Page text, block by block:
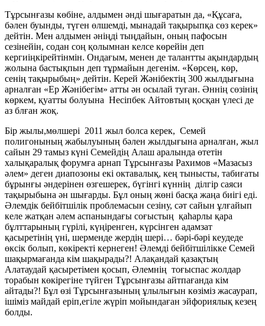
Тұрсынғазы көбіне, алдымен әнді шығаратын да, «Құсаға,
бәлен буынды, түген өлшемді, мынадай тақырыпқа сөз керек»
дейтін. Мен алдымен әніңді тыңдайын, оның пафосын
сезінейін, содан соң қолымнан келсе көрейін деп
кергиіңкірейтінмін. Ондағым, менен де талантты ақындардың
жолына бастықпын деп тұрмайын дегенім. «Көрсең, көр,
сенің тақырыбың» дейтін. Керей Жәнібектің 300 жылдығына
арналған «Ер Жәнібегім» атты ән осылай туған. Әннің сөзінің
көркем, қуатты болуына Несіпбек Айтовтың қосқан үлесі де
аз блған жоқ.
Бір жылы,мөлшері 2011 жыл болса керек, Семей
полигонының жабылуының бәлен жылдығына арналған, жыл
сайын 29 тамыз күні Семейдің Алаш аралында өтетін
халықаралық форумға арнап Тұрсынғазы Рахимов «Мазасыз
әлем» деген диапозоны екі октавалық, кең тынысты, табиғаты
бұрынғы әндерінен өзгешерек, бүгінгі күннің ділгір саяси
тақырыбына ән шығарды. Бұл оның жөні басқа жаңа биігі еді.
Әлемдік бейбітшілік проблемасын сезіну, сәт сайын ұлғайып
келе жатқан әлем аспанындағы соғыстың қаһарлы қара
бұлттарының гүрілі, күңіренген, күрсінген адамзат
қасыретінің үні, шерменде жердің шері… бәрі-бәрі кеудеде
өксік болып, көкіректі кернеген! Әлемді бейбітшілікке Семей
шақырмағанда кім шақырады?! Алақандай қазақтың
Алатаудай қасыретімен қосып, Әлемнің тоғыспас жолдар
торабын көкірегіне түйген Тұрсынғазы айтпағанда кім
айтады?! Бұл өзі Тұрсынғазының ұлылығын көзіміз жасаурап,
ішіміз майдай еріп,егіле жүріп мойындаған эйфориялық кезең
болды.